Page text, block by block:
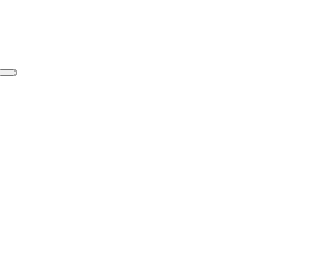
Search